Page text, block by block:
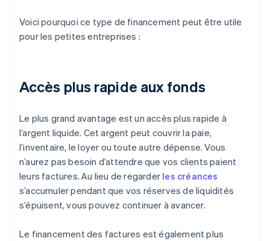
Voici pourquoi ce type de financement peut être utile
pour les petites entreprises :
Accès plus rapide aux fonds
Le plus grand avantage est un accès plus rapide à
l’argent liquide. Cet argent peut couvrir la paie,
l’inventaire, le loyer ou toute autre dépense. Vous
n’aurez pas besoin d’attendre que vos clients paient
leurs factures. Au lieu de regarder les créances
s’accumuler pendant que vos réserves de liquidités
s’épuisent, vous pouvez continuer à avancer.
Le financement des factures est également plus